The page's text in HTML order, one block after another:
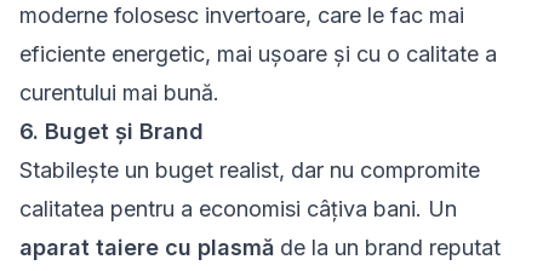
moderne folosesc invertoare, care le fac mai
eficiente energetic, mai ușoare și cu o calitate a
curentului mai bună.
6. Buget și Brand
Stabilește un buget realist, dar nu compromite
calitatea pentru a economisi câțiva bani. Un
aparat taiere cu plasmă de la un brand reputat